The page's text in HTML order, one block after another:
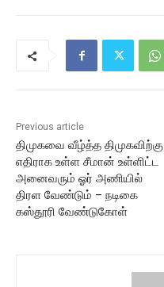
Previous article
திமுகவை வீழ்த்த திமுகவிற்கு
எதிராக உள்ள சீமான் உள்ளிட்ட
அனைவரும் ஓர் அணியில்
திரள வேண்டும் – நடிகை
கஸ்தூரி வேண்டுகோள்